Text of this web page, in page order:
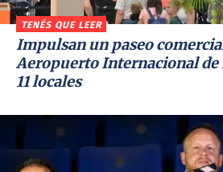
TENÉS QUE LEER
Impulsan un paseo
Aeropuerto Internacional de
11 locales